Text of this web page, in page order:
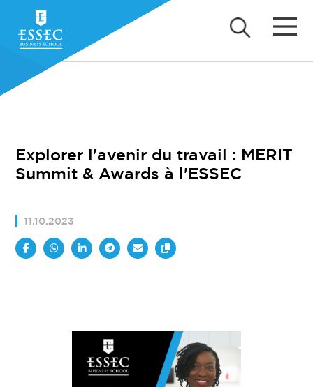
Explorer l'avenir du travail : MERIT
Summit & Awards à l'ESSEC
11.10.2023